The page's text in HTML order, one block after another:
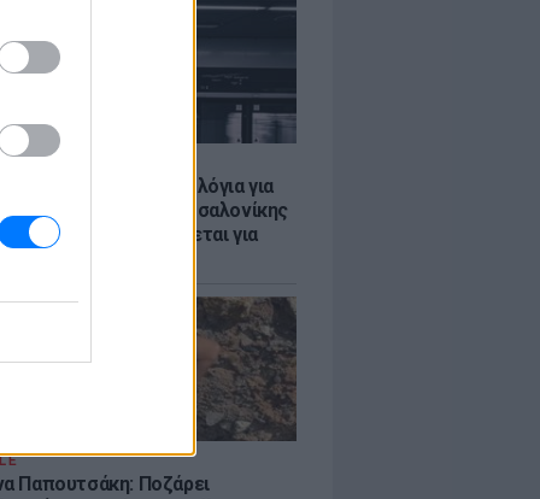
δοκιμαστικά δρομολόγια για
του Μετρό Θεσσαλονίκης
- Τι προβλέπεται για
Παπουτσάκη: Ποζάρει